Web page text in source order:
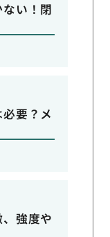
い！閉
要？メ
強度や